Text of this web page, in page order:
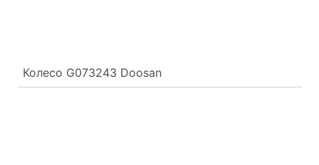
Колесо G073243 Doosan